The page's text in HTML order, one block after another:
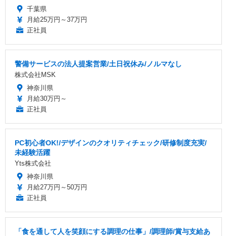
千葉県
月給25万円～37万円
正社員
警備サービスの法人提案営業/土日祝休み/ノルマなし
株式会社MSK
神奈川県
月給30万円～
正社員
PC初心者OK!/デザインのクオリティチェック/研修制度充実/
未経験活躍
Yts株式会社
神奈川県
月給27万円～50万円
正社員
「食を通して人を笑顔にする調理の仕事」/調理師/賞与支給あ